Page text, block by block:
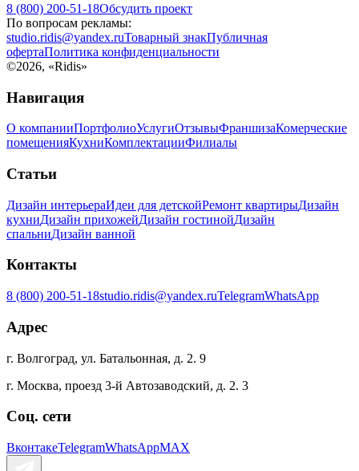
8 (800) 200-51-18Обсудить проект
По вопросам рекламы:
studio.ridis@yandex.ruТоварный знакПубличная
офертаПолитика конфиденциальности
©2026, «Ridis»
Навигация
О компанииПортфолиоУслугиОтзывыФраншизаКомерческие
помещенияКухниКомплектацииФилиалы
Статьи
Дизайн интерьераИдеи для детскойРемонт квартирыДизайн
кухниДизайн прихожейДизайн гостинойДизайн
спальниДизайн ванной
Контакты
8 (800) 200-51-18studio.ridis@yandex.ruTelegramWhatsApp
Адрес
г. Волгоград, ул. Батальонная, д. 2. 9
г. Москва, проезд 3-й Автозаводский, д. 2. 3
Соц. сети
ВконтакеTelegramWhatsAppMAX